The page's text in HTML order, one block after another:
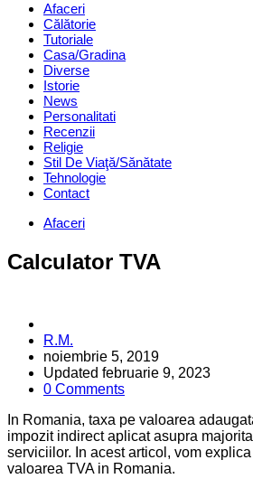
Afaceri
Călătorie
Tutoriale
Casa/Gradina
Diverse
Istorie
News
Personalitati
Recenzii
Religie
Stil De Viaţă/Sănătate
Tehnologie
Contact
Categories
Afaceri
Calculator TVA
Posted
by
R.M.
noiembrie 5, 2019
Updated februarie 9, 2023
0 Comments
In Romania, taxa pe valoarea
impozit indirect aplicat asupra
serviciilor. In acest articol, vom
valoarea TVA in Romania.